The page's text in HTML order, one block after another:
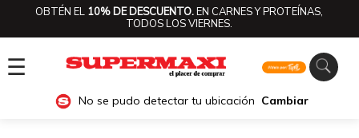
OBTÉN EL 10% DE DESCUENTO.EN CARNES Y PROTEÍNAS,
TODOS LOS VIERNES.
☰
No se pudo detectar tu ubicación Cambiar